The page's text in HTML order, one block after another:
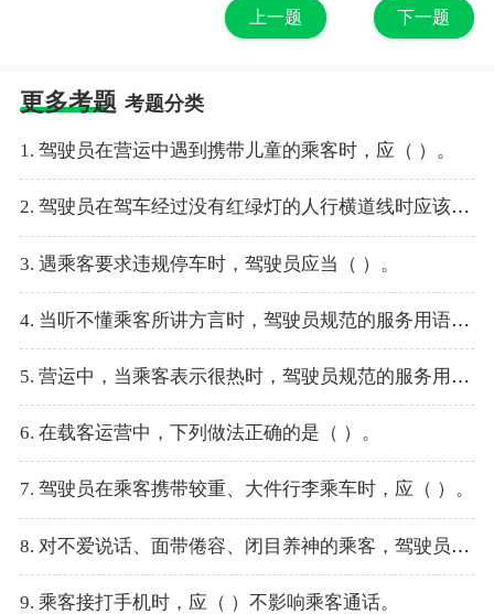
上一题 下一题
更多考题 考题分类
1. 驾驶员在营运中遇到携带儿童的乘客时，应（ ）。
2. 驾驶员在驾车经过没有红绿灯的人行横道线时应该（ ）。
3. 遇乘客要求违规停车时，驾驶员应当（ ）。
4. 当听不懂乘客所讲方言时，驾驶员规范的服务用语是（ ）。
5. 营运中，当乘客表示很热时，驾驶员规范的服务用语是（ ）。
6. 在载客运营中，下列做法正确的是（ ）。
7. 驾驶员在乘客携带较重、大件行李乘车时，应（ ）。
8. 对不爱说话、面带倦容、闭目养神的乘客，驾驶员应该（ ）。
9. 乘客接打手机时，应（ ）不影响乘客通话。